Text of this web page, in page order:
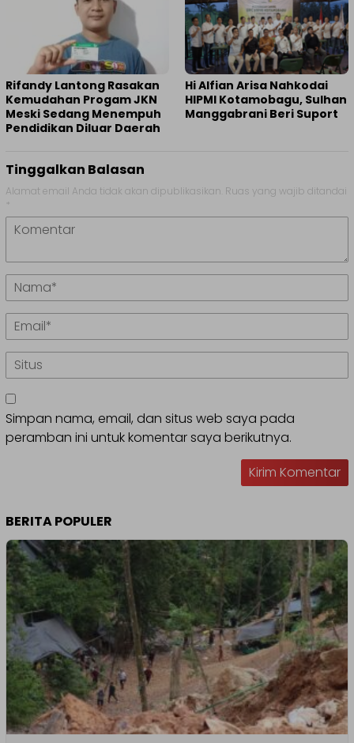
Rifandy Lantong Rasakan
Kemudahan Progam JKN
Meski Sedang Menempuh
Pendidikan Diluar Daerah
Hi Alfian Arisa Nahkodai
HIPMI Kotamobagu, Sulhan
Manggabrani Beri Suport
Tinggalkan Balasan
Alamat email Anda tidak akan dipublikasikan. Ruas yang wajib ditandai
*
Simpan nama, email, dan situs web saya pada
peramban ini untuk komentar saya berikutnya.
BERITA POPULER